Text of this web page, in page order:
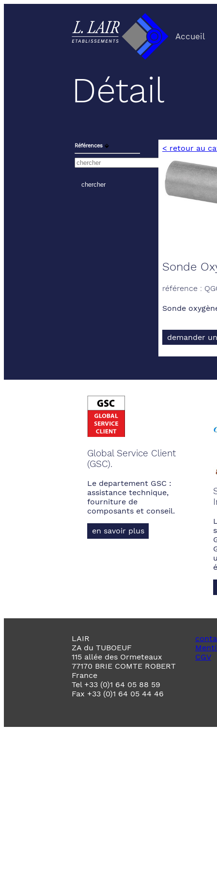
Accueil
Détail
Références ⬙ < retour au
Sonde
référence :
Sonde
demander
Global Service Client
(GSC).
Le departement GSC :
assistance technique,
fourniture de
composants et conseil.
en savoir plus
LAIR
ZA du TUBOEUF
115 allée des Ormeteaux
77170 BRIE COMTE ROBERT
France
Tel +33 (0)1 64 05 88 59
Fax +33 (0)1 64 05 44 46
CGV